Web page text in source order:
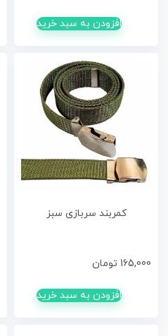
افزودن به سبد خرید
کمربند سربازی سبز
165,000 تومان
افزودن به سبد خرید